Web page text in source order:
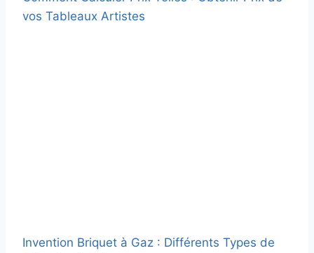
vos Tableaux Artistes
Invention Briquet à Gaz : Différents Types de